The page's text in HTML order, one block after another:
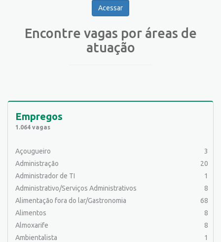
Acessar
Encontre vagas por áreas de
atuação
Empregos
1.064 vagas
Açougueiro
3
Administração
20
Administrador de TI
1
Administrativo/Serviços Administrativos
8
Alimentação fora do lar/Gastronomia
68
Alimentos
8
Almoxarife
8
Ambientalista
1